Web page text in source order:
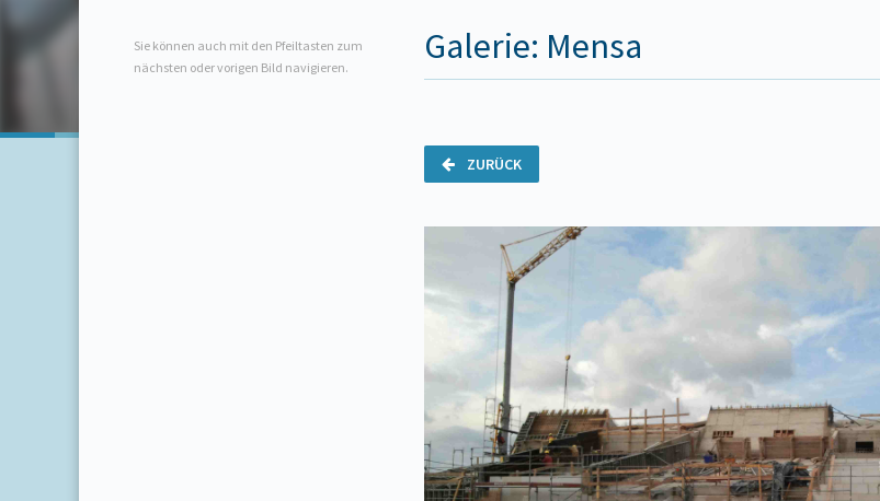
Sie können auch mit den Pfeiltasten zum
nächsten oder vorigen Bild navigieren.
Galerie: Mensa
ZURÜCK